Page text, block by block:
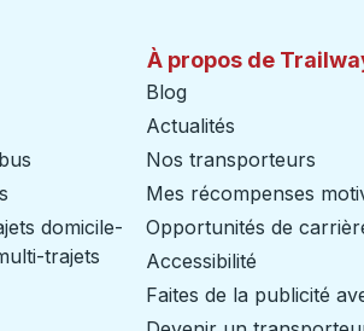
domicile-
trajets
À propos de
Blog
Actualités
Nos transporteurs
Mes récompenses
Opportunités de
Accessibilité
Faites de la publicité